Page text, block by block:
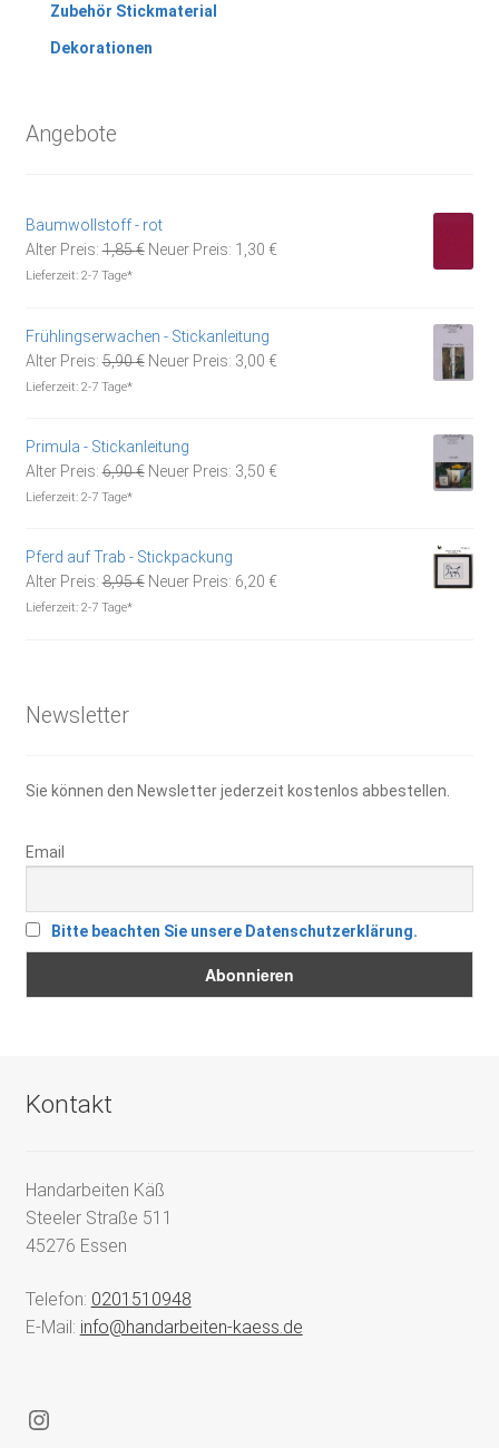
Zubehör Stickmaterial
Dekorationen
Angebote
Baumwollstoff - rot
Alter Preis: 1,85€ Ursprünglicher
Neuer Preis: 1,30 €Aktueller
Lieferzeit: 2-7 Tage*
Frühlingserwachen - Stickanleitung
Alter Preis: 5,90€ Ursprünglicher
Neuer Preis: 3,00 €Aktueller
Lieferzeit: 2-7 Tage*
Primula - Stickanleitung
Alter Preis: 6,90€ Ursprünglicher
Neuer Preis: 3,50 €Aktueller
Lieferzeit: 2-7 Tage*
Pferd auf Trab - Stickpackung
Alter Preis: 8,95€ Ursprünglicher
Neuer Preis: 6,20 €Aktueller
Lieferzeit: 2-7 Tage*
Newsletter
Sie können den Newsletter jederzeit kostenlos abbestellen.
Email
Bitte beachten Sie unsere Datenschutzerklärung.
Kontakt
Handarbeiten Käß
Steeler Straße 511
45276 Essen
Telefon: 0201510948
E-Mail: info@handarbeiten-kaess.de
Instagram